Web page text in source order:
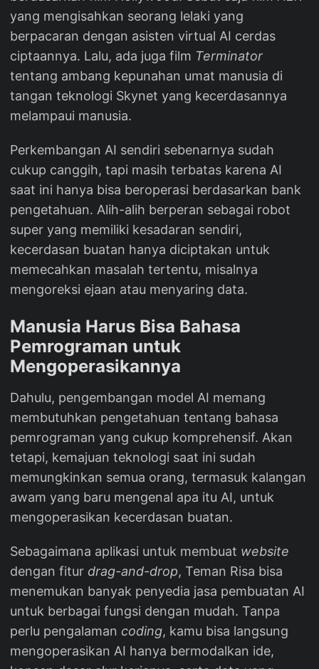
yang mengisahkan seorang lelaki yang
berpacaran dengan asisten virtual AI cerdas
ciptaannya. Lalu, ada juga film Terminator
tentang ambang kepunahan umat manusia di
tangan teknologi Skynet yang kecerdasannya
melampaui manusia.
Perkembangan AI sendiri sebenarnya sudah
cukup canggih, tapi masih terbatas karena AI
saat ini hanya bisa beroperasi berdasarkan bank
pengetahuan. Alih-alih berperan sebagai robot
super yang memiliki kesadaran sendiri,
kecerdasan buatan hanya diciptakan untuk
memecahkan masalah tertentu, misalnya
mengoreksi ejaan atau menyaring data.
Manusia Harus Bisa Bahasa
Pemrograman untuk
Mengoperasikannya
Dahulu, pengembangan model AI memang
membutuhkan pengetahuan tentang bahasa
pemrograman yang cukup komprehensif. Akan
tetapi, kemajuan teknologi saat ini sudah
memungkinkan semua orang, termasuk kalangan
awam yang baru mengenal apa itu AI, untuk
mengoperasikan kecerdasan buatan.
Sebagaimana aplikasi untuk membuat website
dengan fitur drag-and-drop, Teman Risa bisa
menemukan banyak penyedia jasa pembuatan AI
untuk berbagai fungsi dengan mudah. Tanpa
perlu pengalaman coding, kamu bisa langsung
mengoperasikan AI hanya bermodalkan ide,